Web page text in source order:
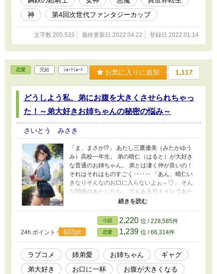
＊最近知りましたが、隣国の「テグ」という地名とは無関係です。
現実世界ではなくファンタジー世界のお話となります。
神
第4回次世代ファンタジーカップ
文字数 205,533 最終更新日 2022.04.22 登録日 2022.01.14
恋愛 完結 ｼｮｰﾄｼｮｰﾄ お気に入りに追加 1,117
どうしよう私、弟にお腹を大きくさせられちゃっ
た！～弟大好きお姉ちゃんの秘密の悩み～
さいとう みさき
「ま、まさか!?」 あたし三鷹優美（みたかゆう
み）高校一年生。 弟の晴仁（はると）が大好き
な普通のお姉ちゃん。 弟とは凄く仲が良いの！
それはそれはものすごく‥‥‥ 「あん、晴仁い
きなりそんなのお口に入らないよぉ～♡」 そん
な関係のあたしたち。 でもある日トイレであた
しはアレが来そうなのになかなか来ないのも気
にもせずスカートのファスナーを上げる
と‥‥‥ 「うそっ！ お腹が出て来てる!?」 お
姉ちゃんの秘密の悩みです。
24h.ポイント
603pt
小説 2,220 位 / 228,585件
恋愛 1,239 位 / 66,314件
ラブコメ 姉弟愛 お姉ちゃん
ギャグ
弟大好き
お口に一杯 お腹が大きくなる